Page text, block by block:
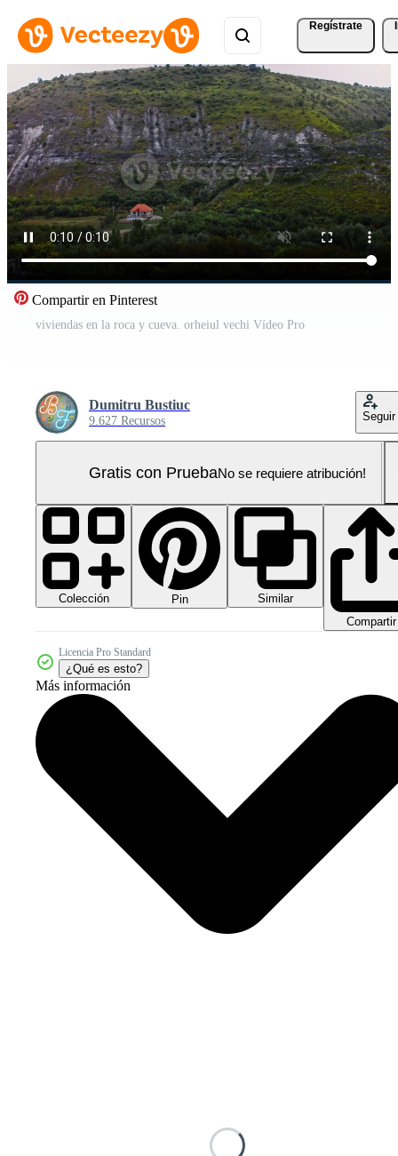
Regístrate
Compartir en Pinterest
viviendas en la roca y cueva. orheiul vechi Vídeo Pro
Dumitru Bustiuc
9.627 Recursos Seguir
Gratis con PruebaNo se requiere atribución!
Colección Pin
Similar
Compartir
Licencia Pro Standard
¿Qué es esto?
Más información